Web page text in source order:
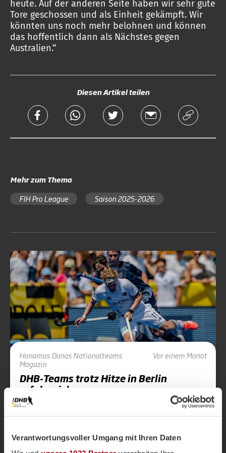
Verantwortungsvoller Umgang mit Ihren Daten
heute. Auf der anderen Seite haben wir sehr gute
Tore geschossen und als Einheit gekämpft. Wir
könnten uns noch mehr belohnen und können
das hoffentlich dann als Nächstes gegen
Australien.“
Diesen Artikel teilen
Mehr zum Thema
FIH Pro League
Saison 2025-2026
HonamasDanasNationalteams
Magazin
Vor einem Monat
DHB-Teams trotz Hitze in Berlin
erfolgreich
Die FIH Pro League 2026 machte vom 23. bis 28.
Spitzenhockeys. Aus deutscher Sicht verlief die
Heim-Stage zweigeteilt: Während die DANAS mit